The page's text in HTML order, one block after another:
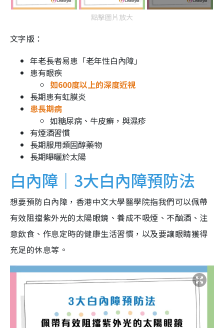
點擊圖片放大
文字版：
年老長者易患「老年性白內障」
患有眼疾
如600度以上的深度近視
長期患有虹膜炎
患長期病
如糖尿病、牛皮癬，與濕疹
有煙酒習慣
長期服用類固醇藥物
長期曝曬於太陽
白內障｜3大白內障預防法
想要預防白內障，香港中文大學醫學院指我們可以佩帶
有效阻擋紫外光的太陽眼鏡、養成不吸煙、不酗酒、注
意飲食、作息定時的健康生活習慣，以及要讓眼睛獲得
充足的休息等。